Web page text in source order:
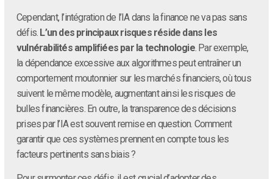
Cependant, l’intégration de l’IA dans la finance ne va pas sans
défis. L’un des principaux risques réside dans les
vulnérabilités amplifiées par la technologie. Par exemple,
la dépendance excessive aux algorithmes peut entraîner un
comportement moutonnier sur les marchés financiers, où tous
suivent le même modèle, augmentant ainsi les risques de
bulles financières. En outre, la transparence des décisions
prises par l’IA est souvent remise en question. Comment
garantir que ces systèmes prennent en compte tous les
facteurs pertinents sans biais ?